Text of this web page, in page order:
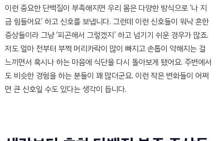
이런 중요한 단백질이 부족해지면 우리 몸은 다양한 방식으로 ‘나 지
금 힘들어요’ 하고 신호를 보냅니다. 그런데 이런 신호들이 워낙 흔한
증상들이라 그냥 ‘피곤해서 그렇겠지’ 하고 넘기기 쉬운 경우가 많죠.
저도 얼마 전부터 부쩍 머리카락이 많이 빠지고 손톱이 약해지는 걸
느끼면서 혹시나 하는 마음에 식단을 다시 돌아보게 됐어요. 주변에서
도 비슷한 경험을 하는 분들이 꽤 많더군요. 이런 작은 변화들이 어쩌
면 큰 신호일 수도 있다는 생각이 듭니다.